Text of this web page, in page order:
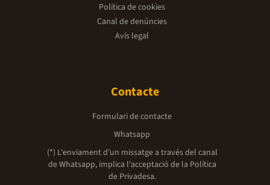
Política de cookies
Canal de denúncies
Avís legal
Contacte
Formulari de contacte
Whatsapp
(*) L'enviament d’un missatge a través del canal
de Whatsapp, implica l'acceptació de la Política
de Privadesa.